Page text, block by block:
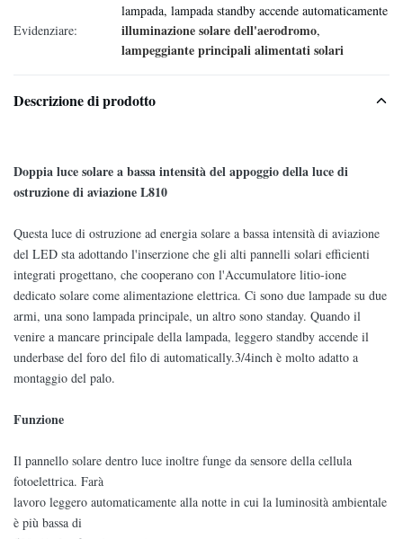
lampada, lampada standby accende automaticamente
Evidenziare:
illuminazione solare dell'aerodromo,
lampeggiante principali alimentati solari
Descrizione di prodotto
Doppia luce solare a bassa intensità del appoggio della luce di
ostruzione di aviazione L810
Questa luce di ostruzione ad energia solare a bassa intensità di aviazione
del LED sta adottando l'inserzione che gli alti pannelli solari efficienti
integrati progettano, che cooperano con l'Accumulatore litio-ione
dedicato solare come alimentazione elettrica. Ci sono due lampade su due
armi, una sono lampada principale, un altro sono standay. Quando il
venire a mancare principale della lampada, leggero standby accende il
underbase del foro del filo di automatically.3/4inch è molto adatto a
montaggio del palo.
Funzione
Il pannello solare dentro luce inoltre funge da sensore della cellula
fotoelettrica. Farà
lavoro leggero automaticamente alla notte in cui la luminosità ambientale
è più bassa di